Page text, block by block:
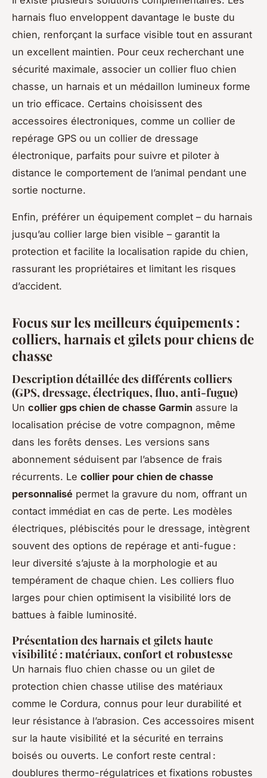
harnais fluo enveloppent davantage le buste du
chien, renforçant la surface visible tout en assurant
un excellent maintien. Pour ceux recherchant une
sécurité maximale, associer un collier fluo chien
chasse, un harnais et un médaillon lumineux forme
un trio efficace. Certains choisissent des
accessoires électroniques, comme un collier de
repérage GPS ou un collier de dressage
électronique, parfaits pour suivre et piloter à
distance le comportement de l’animal pendant une
sortie nocturne.
Enfin, préférer un équipement complet – du harnais
jusqu’au collier large bien visible – garantit la
protection et facilite la localisation rapide du chien,
rassurant les propriétaires et limitant les risques
d’accident.
Focus sur les meilleurs équipements :
colliers, harnais et gilets pour chiens de
chasse
Description détaillée des différents colliers
(GPS, dressage, électriques, fluo, anti-fugue)
Un collier gps chien de chasse Garmin assure la
localisation précise de votre compagnon, même
dans les forêts denses. Les versions sans
abonnement séduisent par l’absence de frais
récurrents. Le collier pour chien de chasse
personnalisé permet la gravure du nom, offrant un
contact immédiat en cas de perte. Les modèles
électriques, plébiscités pour le dressage, intègrent
souvent des options de repérage et anti-fugue :
leur diversité s’ajuste à la morphologie et au
tempérament de chaque chien. Les colliers fluo
larges pour chien optimisent la visibilité lors de
battues à faible luminosité.
Présentation des harnais et gilets haute
visibilité : matériaux, confort et robustesse
Un harnais fluo chien chasse ou un gilet de
protection chien chasse utilise des matériaux
comme le Cordura, connus pour leur durabilité et
leur résistance à l’abrasion. Ces accessoires misent
sur la haute visibilité et la sécurité en terrains
boisés ou ouverts. Le confort reste central :
doublures thermo-régulatrices et fixations robustes